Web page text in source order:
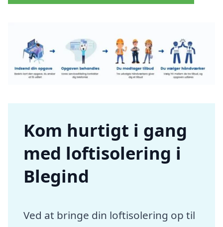
Kom hurtigt i gang
med loftisolering i
Blegind
Ved at bringe din loftisolering op til